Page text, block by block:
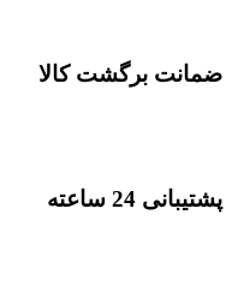
ضمانت برگشت کالا
پشتیبانی 24 ساعته